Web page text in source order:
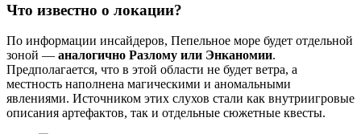
Что известно о локации?
По информации инсайдеров, Пепельное море будет отдельной
зоной — аналогично Разлому или Энканомии.
Предполагается, что в этой области не будет ветра, а
местность наполнена магическими и аномальными
явлениями. Источником этих слухов стали как внутриигровые
описания артефактов, так и отдельные сюжетные квесты.